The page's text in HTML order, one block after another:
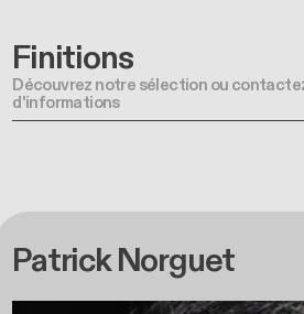
Finitions
Découvrez notre sélection ou
d'informations
Patrick Norguet